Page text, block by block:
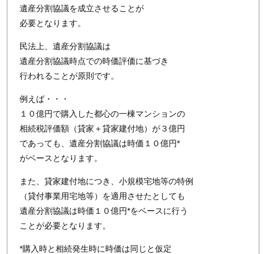
遺産分割協議を成立させることが
必要となります。
民法上、遺産分割協議は
遺産分割協議時点での時価評価に基づき
行われることが原則です。
例えば・・・
１０億円で購入した都心の一棟マンションの
相続税評価額（貸家＋貸家建付地）が３億円
であっても、遺産分割協議は時価１０億円*
がベースとなります。
また、貸家建付地につき、小規模宅地等の特例
（貸付事業用宅地等）を適用させたとしても
遺産分割協議は時価１０億円*をベースに行う
ことが必要となります。
*購入時と相続発生時に時価は同じと仮定